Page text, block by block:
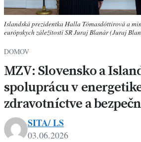
Islandská prezidentka Halla Tómasdóttirová a
európskych záležitostí SR Juraj Blanár (Juraj
DOMOV
MZV: Slovensko a
spoluprácu v
zdravotníctve a
SITA/ LS
03.06.2026